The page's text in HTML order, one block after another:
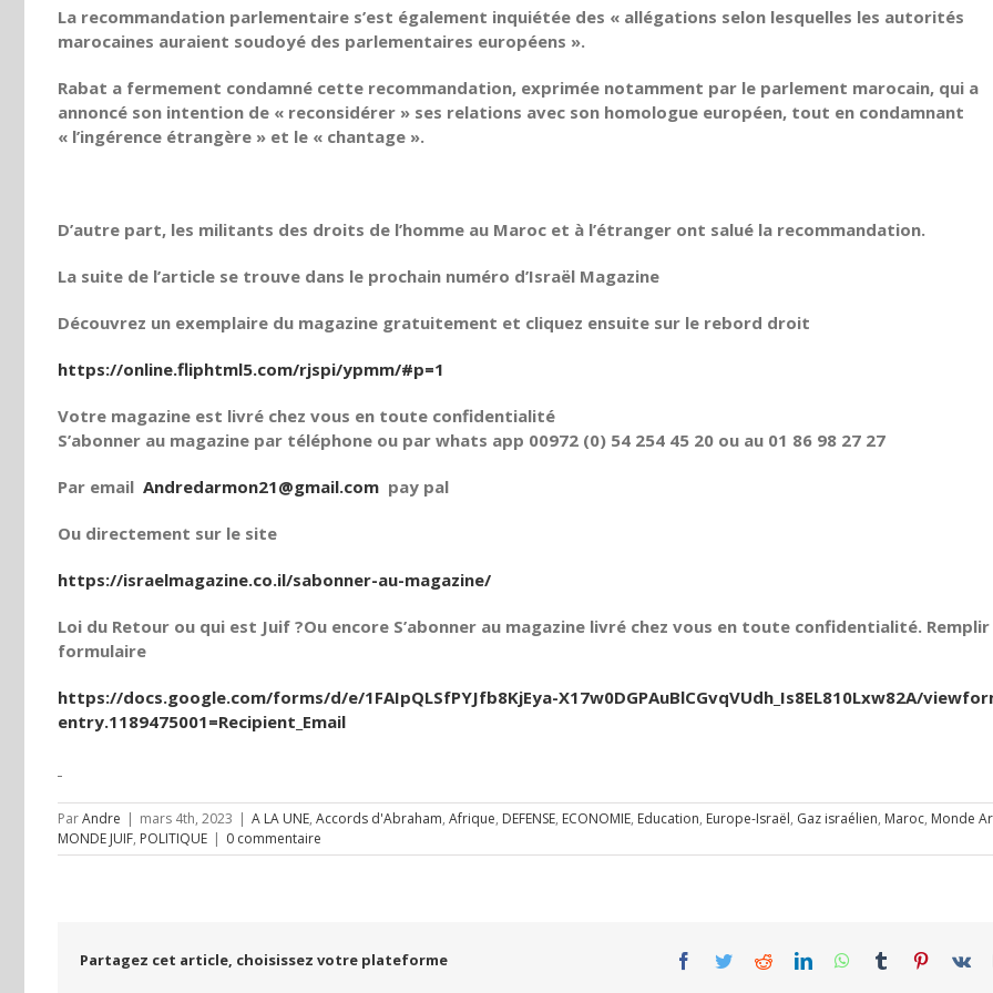
La recommandation parlementaire s’est également inquiétée des « allégations selon lesquelles les autorités
marocaines auraient soudoyé des parlementaires européens ».
Rabat a fermement condamné cette recommandation, exprimée notamment par le parlement marocain, qui a
annoncé son intention de « reconsidérer » ses relations avec son homologue européen, tout en condamnant
« l’ingérence étrangère » et le « chantage ».
D’autre part, les militants des droits de l’homme au Maroc et à l’étranger ont salué la recommandation.
La suite de l’article se trouve dans le prochain numéro d’Israël Magazine
Découvrez un exemplaire du magazine gratuitement et cliquez ensuite sur le rebord droit
https://online.fliphtml5.com/rjspi/ypmm/#p=1
Votre magazine est livré chez vous en toute confidentialité
S’abonner au magazine par téléphone ou par whats app 00972 (0) 54 254 45 20 ou au 01 86 98 27 27
Par email Andredarmon21@gmail.com pay pal
Ou directement sur le site
https://israelmagazine.co.il/sabonner-au-magazine/
Loi du Retour ou qui est Juif ?Ou encore S’abonner au magazine livré chez vous en toute confidentialité. Remplir
formulaire
https://docs.google.com/forms/d/e/1FAIpQLSfPYJfb8KjEya-X17w0DGPAuBlCGvqVUdh_Is8EL810Lxw82A/
entry.1189475001=Recipient_Email
ParAndre | mars 4th, 2023 | A LA UNE, Accords d'Abraham, Afrique, DEFENSE, ECONOMIE, Education, Europe-Israël, Gaz israélien, Maroc, Monde
MONDE JUIF, POLITIQUE | 0 commentaire
Partagez cet article, choisissez votre plateforme Facebook
TwitterRedditLinkedInWhatsApp
Tumblr Pinterest
Vk